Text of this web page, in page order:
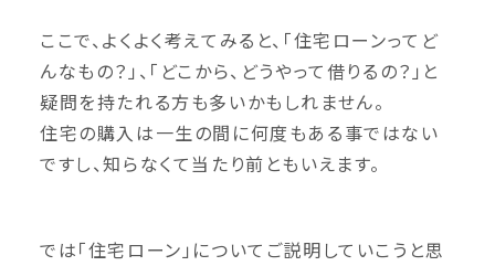
ここで、よくよく考えてみると、「住宅ローンってど
んなもの？」、「どこから、どうやって借りるの？」と
疑問を持たれる方も多いかもしれません。
住宅の購入は一生の間に何度もある事ではない
ですし、知らなくて当たり前ともいえます。
では「住宅ローン」についてご説明していこうと思